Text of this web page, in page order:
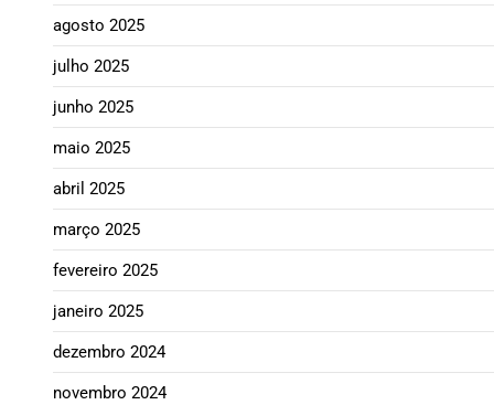
agosto 2025
julho 2025
junho 2025
maio 2025
abril 2025
março 2025
fevereiro 2025
janeiro 2025
dezembro 2024
novembro 2024